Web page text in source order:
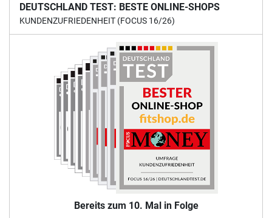
DEUTSCHLAND TEST: BESTE ONLINE-SHOPS
KUNDENZUFRIEDENHEIT (FOCUS 16/26)
Bereits zum 10. Mal in Folge